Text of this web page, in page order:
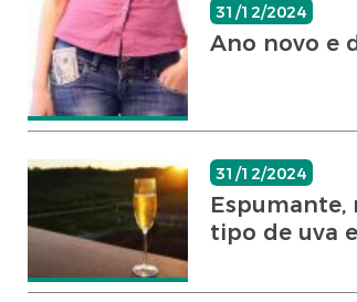
31/12/2024
Ano novo e
31/12/2024
Espumante,
tipo de uva